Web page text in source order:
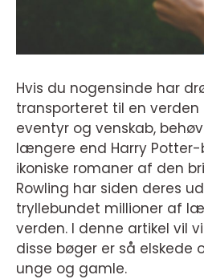
Hvis du nogensinde har
transporteret til en
eventyr og venskab,
længere end Harry Potter-
ikoniske romaner af den
Rowling har siden deres
tryllebundet millioner af
verden. I denne artikel vil
disse bøger er så elskede
unge og gamle.